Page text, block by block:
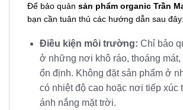
Để bảo quản sản phẩm organic Trần
bạn cần tuân thủ các hướng dẫn sau đây:
Điều kiện môi trường: Chỉ bảo
ở những nơi khô ráo, thoáng mát,
ổn định. Không đặt sản phẩm ở
có nhiệt độ cao hoặc nơi tiếp xúc
ánh nắng mặt trời.